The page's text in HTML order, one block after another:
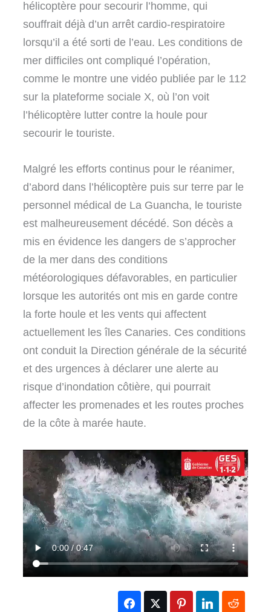
hélicoptère pour secourir l’homme, qui
souffrait déjà d’un arrêt cardio-respiratoire
lorsqu’il a été sorti de l’eau. Les conditions de
mer difficiles ont compliqué l’opération,
comme le montre une vidéo publiée par le 112
sur la plateforme sociale X, où l’on voit
l’hélicoptère lutter contre la houle pour
secourir le touriste.
Malgré les efforts continus pour le réanimer,
d’abord dans l’hélicoptère puis sur terre par le
personnel médical de La Guancha, le touriste
est malheureusement décédé. Son décès a
mis en évidence les dangers de s’approcher
de la mer dans des conditions
météorologiques défavorables, en particulier
lorsque les autorités ont mis en garde contre
la forte houle et les vents qui affectent
actuellement les îles Canaries. Ces conditions
ont conduit la Direction générale de la sécurité
et des urgences à déclarer une alerte au
risque d’inondation côtière, qui pourrait
affecter les promenades et les routes proches
de la côte à marée haute.